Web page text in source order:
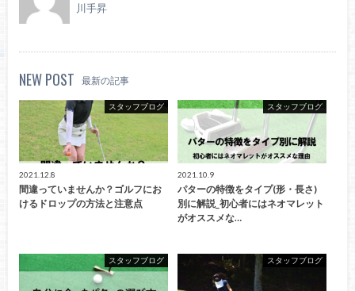
川手昇
NEW POST 最新の記事
スタッフブログ
2021.12.8
間違っていませんか？ゴルフにお
けるドロップの方法と注意点
スタッフブログ
2021.10.9
パターの特徴をタイプ(形・長さ)
別に解説_初心者にはネオマレット
がオススメな…
スタッフブログ スタッフブログ